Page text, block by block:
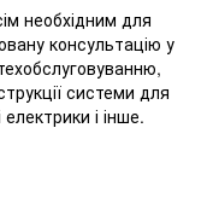
необхідним для
консультацію у
системи для
і інше.